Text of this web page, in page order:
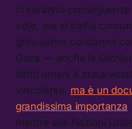
ci saranno
voto, ma si tratta
gravissima condanna
Gaza — anche la
diritti umani è stata
vincolante, ma è un
grandissima importanza
mentre alle Nazioni